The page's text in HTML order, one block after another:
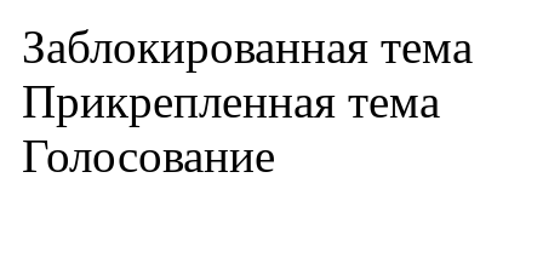
Заблокированная тема
Прикрепленная тема
Голосование